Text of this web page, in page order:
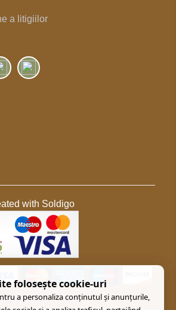
a litigiilor
with Soldigo
folosește cookie-uri
a personaliza conținutul și anunțurile,